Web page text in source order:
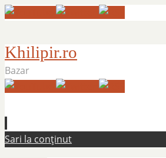
Khilipir.ro
Bazar
Sari la conținut